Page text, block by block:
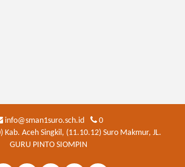
info@sman1suro.sch.id
0
Kab. Aceh Singkil, (11.10.12) Suro Makmur, JL.
GURU PINTO SIOMPIN